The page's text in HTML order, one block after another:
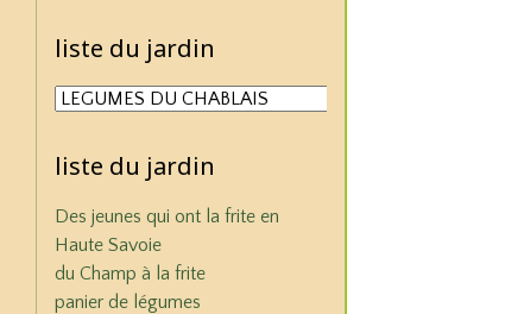
liste du jardin
liste du jardin
Des jeunes qui ont la frite en
Haute Savoie
du Champ à la frite
panier de légumes